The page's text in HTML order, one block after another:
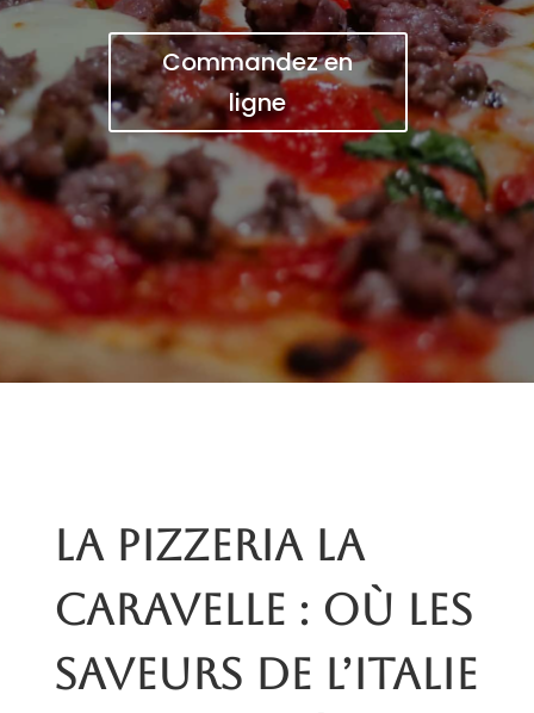
Commandez en
ligne
La pizzeria La
Caravelle : où les
saveurs de l’Italie